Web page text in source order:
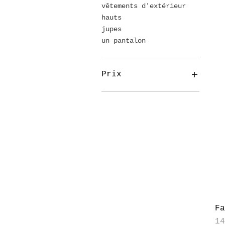
vêtements d'extérieur
hauts
jupes
un pantalon
Prix